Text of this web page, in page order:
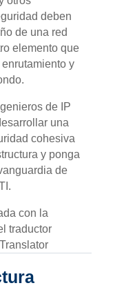
deben
de una red
elemento que
y
de IP
una
cohesiva
y ponga
de
con la
traductor